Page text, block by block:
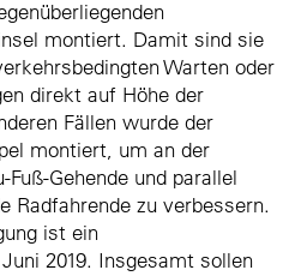
montiert. Damit sind sie
Warten oder
direkt auf Höhe der
Fällen wurde der
montiert, um an der
Gehende und parallel
Radfahrende zu verbessern.
ist ein
2019. Insgesamt sollen